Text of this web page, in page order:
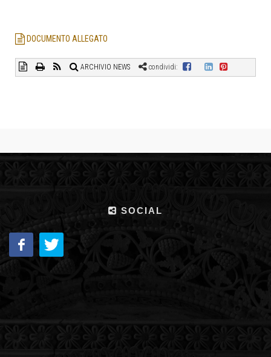
DOCUMENTO ALLEGATO
ARCHIVIO NEWS condividi:
SOCIAL